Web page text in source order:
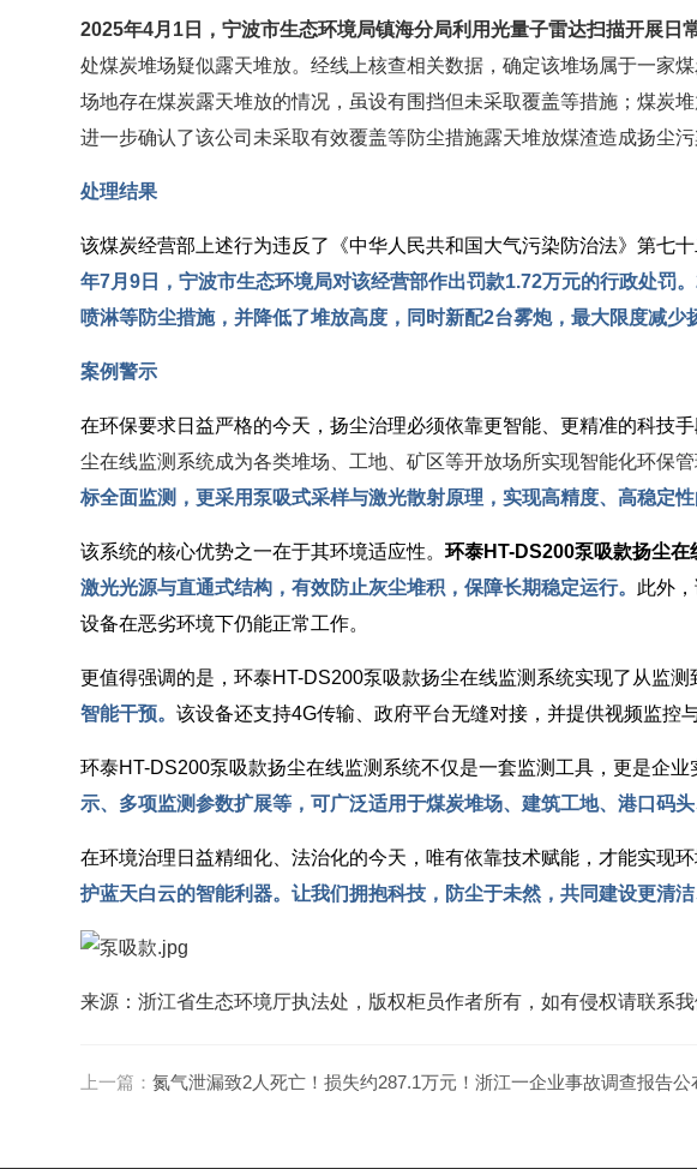
2025年4月 1 日，宁波市生态环境局镇海分局利用光量子雷达扫描开展日
处煤炭堆场疑似露天堆放。经线上核查相关数据，确定该堆场属于一家
场地存在煤炭露天堆放的情况，虽设有围挡但未采取覆盖等措施；煤炭
进一步确认了该公司未采取有效覆盖等防尘措施露天堆放煤渣造成扬尘污
处理结果
该煤炭经营部上述行为违反了《中华人民共和国大气污染防治法》第七
年7月9日，宁波市生态环境局对该经营部作出罚款1.72万元的行政处罚。
喷淋等防尘措施，并降低了堆放高度，同时新配2台雾炮，最大限度减少
案例警示
在环保要求日益严格的今天，扬尘治理必须依靠更智能、更精准的科技手
尘在线监测系统成为各类堆场、工地、矿区等开放场所实现智能化环保
标全面监测，更采用泵吸式采样与激光散射原理，实现高精度、高稳定
该系统的核心优势之一在于其环境适应性。环泰HT-DS200泵吸款扬尘在
激光光源与直通式结构，有效防止灰尘堆积，保障长期稳定运行。 此外
设备在恶劣环境下仍能正常工作。
更值得强调的是，环泰HT-DS200泵吸款扬尘在线监测系统实现了从监
智能干预。该设备还支持4G传输、政府平台无缝对接，并提供视频监控
环泰HT-DS200泵吸款扬尘在线监测系统不仅是一套监测工具，更是企
示、多项监测参数扩展等，可广泛适用于煤炭堆场、建筑工地、港口码头
在环境治理日益精细化、法治化的今天，唯有依靠技术赋能，才能实现
护蓝天白云的智能利器。让我们拥抱科技，防尘于未然，共同建设更清洁
来源：浙江省生态环境厅执法处，版权柜员作者所有，如有侵权请联系我
上一篇：氮气泄漏致2人死亡！损失约287.1万元！浙江一企业事故调查报告公